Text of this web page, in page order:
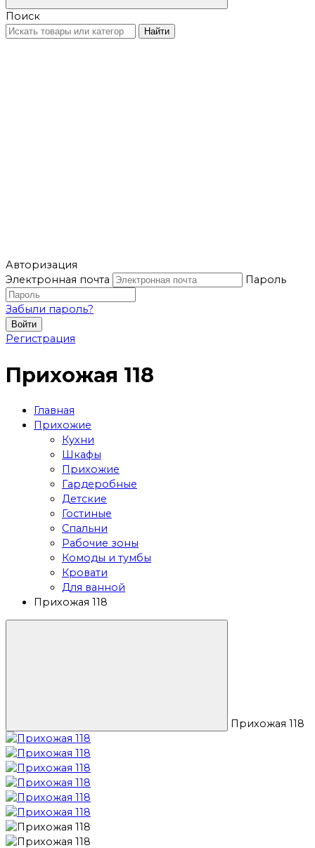
Поиск
Найти
Авторизация
Электронная почта
Пароль
Забыли пароль?
Войти
Регистрация
Прихожая 118
Главная
Прихожие
Кухни
Шкафы
Прихожие
Гардеробные
Детские
Гостиные
Спальни
Рабочие зоны
Комоды и тумбы
Кровати
Для ванной
Прихожая 118
Прихожая 118